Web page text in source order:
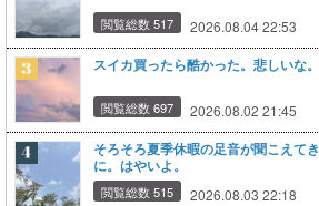
閲覧総数 517 2026.08.04 22:53
スイカ買ったら酷かった。悲しいな
閲覧総数 697 2026.08.02 21:45
そろそろ夏季休暇の足音が聞こえて
に。はやいよ。
閲覧総数 515 2026.08.03 22:18